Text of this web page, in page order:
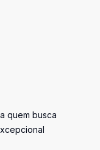
quem busca